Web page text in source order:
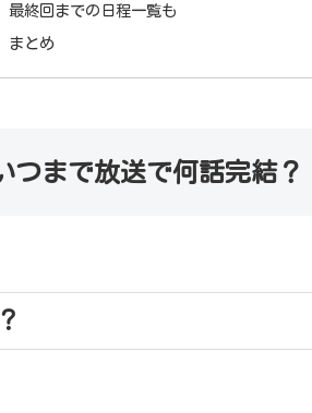
最終回までの日程一覧も
まとめ
つまで放送で何話完結？